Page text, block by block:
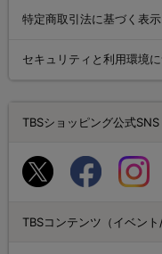
特定商取引法に基づく表示
セキュリティと利用環境
TBSショッピング公式SNS
TBSコンテンツ（イベント